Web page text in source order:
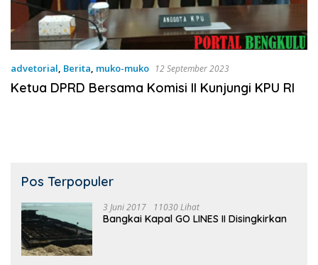
advetorial, Berita, muko-muko 12 September 2023
Ketua DPRD Bersama Komisi II Kunjungi KPU RI
Pos Terpopuler
3 Juni 2017 11030 Lihat
Bangkai Kapal GO LINES II Disingkirkan